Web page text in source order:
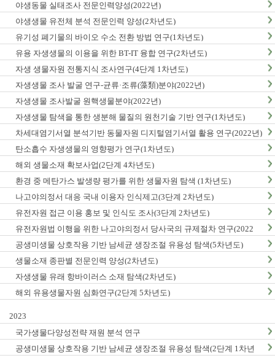
야생동물 실태조사 전문인력양성(2022년)
야생생물 유전체 분석 전문인력 양성(2차년도)
유기성 폐기물의 바이오 수소 전환 방법 연구(1차년도)
유용 자생생물의 이용을 위한 BT-IT 융합 연구(2차년도)
자생 생물자원 전통지식 조사연구(4단계 1차년도)
자생생물 조사 발굴 연구-균류·조류(藻類)분야(2022년)
자생생물 조사발굴 원핵생물분야(2022년)
자생생물 탐색을 통한 생분해 물질의 원천기술 기반 연구(1차년도)
차세대염기서열 분석기반 동물자원 디지털염기서열 활용 연구(2022년)
탄소흡수 자생생물의 영향평가 연구(1차년도)
해외 생물소재 확보사업(2단계 4차년도)
환경 중 메탄가스 발생량 평가를 위한 생물자원 탐색 (1차년도)
나고야의정서 대응 국내 이용자 인식제고(3단계 2차년도)
유전자원 접근 이용 홍보 및 인식도 조사(3단계 2차년도)
유전자원법 이행을 위한 나고야의정서 당사국의 규제절차 연구(2022
년)
공생미생물 상호작용 기반 남세균 생장조절 유용성 탐색(5차년도)
생물소재 종판별 전문인력 양성(2차년도)
자생생물 유래 항바이러스 소재 탐색(2차년도)
해외 유용생물자원 심화연구(2단계 5차년도)
2023
국가생물다양성전략 재원 분석 연구
공생미생물 상호작용 기반 남세균 생장조절 유용성 탐색(2단계 1차년